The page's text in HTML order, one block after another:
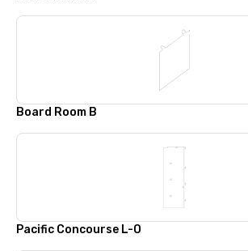
Board Room B
Pacific Concourse L-O